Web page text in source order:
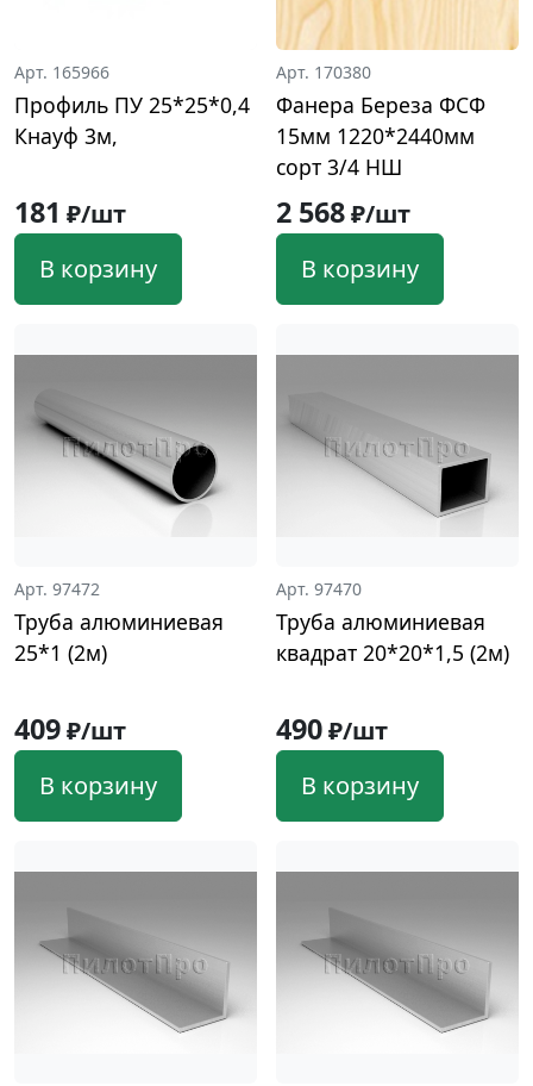
Арт. 165966
Профиль ПУ 25*25*0,4
Кнауф 3м,
181 ₽/шт
В корзину
Арт. 170380
Фанера Береза ФСФ
15мм 1220*2440мм
сорт 3/4 НШ
2 568₽/шт
В корзину
Арт. 97472
Труба алюминиевая
25*1 (2м)
409₽/шт
В корзину
Арт. 97470
Труба алюминиевая
квадрат 20*20*1,5 (2м)
490₽/шт
В корзину